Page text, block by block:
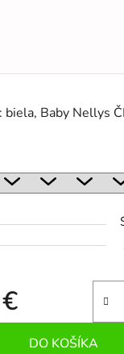
Baby Nellys
DO KOŠÍKA